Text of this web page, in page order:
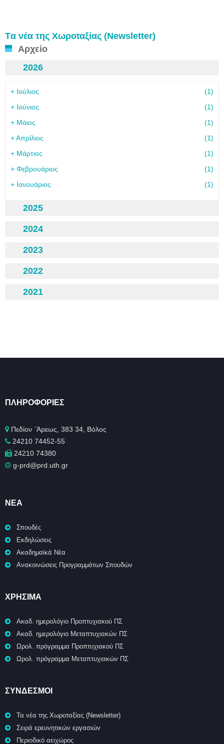
Tα νέα της Χωροταξίας (Newsletter)
Αρχείο
2026
+ Ιούλιος
(1)
+ Ιούνιος
(1)
+ Μάιος
(1)
+Απρίλιος
(1)
+ Μάρτιος
(1)
+ Φεβρουάριος
(1)
+ Ιανουάριος (1)
2025
2024
2023
2022
2021
ΠΛΗΡΟΦΟΡΊΕΣ
Πεδίον ΄Άρεως, 383 34, Βόλος
24210 74452-55
24210 74380
g-prd@prd.uth.gr
ΝΈΑ
Σπουδές
Εκδηλώσεις
Ακαδημαϊκά Νέα
Ανακοινώσεις Προγραμμάτων Σπουδών
ΧΡΉΣΙΜΑ
Ακαδ. ημερολόγιο Προπτυχιακού ΠΣ
Ακαδ. ημερολόγιο Μεταπτυχιακών ΠΣ
Ωρολ. πρόγραμμα Προπτυχιακού ΠΣ
Ωρολ. πρόγραμμα Μεταπτυχιακών ΠΣ
ΣΥΝΔΕΣΜΟΙ
Τα νέα της Χωροταξίας (Newsletter)
Σειρά ερευνητικών εργασιών
Περιοδικό αειχώρος